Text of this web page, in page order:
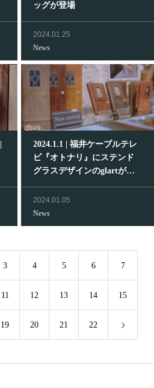
ッグが登場
2024.01.25
News
2024.1.1 | 福井ケーブルテレ
ビ『オトナリ』にステンド
グラスデザインのglartが登
2024.01.05
News
3 4 5 6 7
11 12 13 14 15
19 20 21 22